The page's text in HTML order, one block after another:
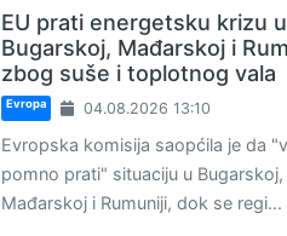
EU prati energetsku krizu u
Bugarskoj, Mađarskoj i
zbog suše i toplotnog vala
Evropa 04.08.2026 13:10
Evropska komisija saopćila je da
pomno prati" situaciju u Bugarskoj,
Mađarskoj i Rumuniji, dok se regi...